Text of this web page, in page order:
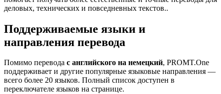
деловых, технических и повседневных текстов..
Поддерживаемые языки и
направления перевода
Помимо перевода с английского на немецкий, PROMT.One
поддерживает и другие популярные языковые направления —
всего более 20 языков. Полный список доступен в
переключателе языков на странице.